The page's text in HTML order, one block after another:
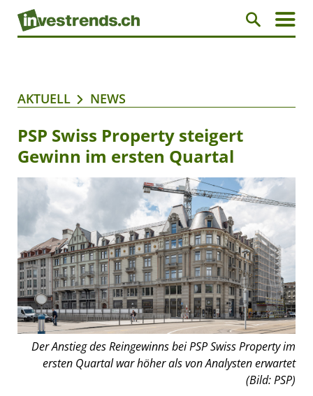
AKTUELL NEWS
PSP Swiss Property steigert
Gewinn im ersten Quartal
Der Anstieg des Reingewinns bei PSP Swiss Property im
ersten Quartal war höher als von Analysten erwartet
(Bild: PSP)